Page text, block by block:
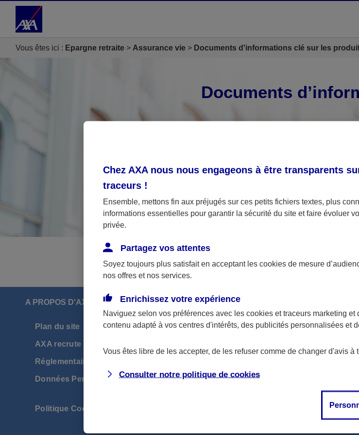
Accéder au Contenu
Vous êtes ici : Epargne retraite Assurance vie Documents d'informations clé sur les
Documents
A PROPOS D'AXA
Plan du site Déposer une réclamation
AXA recrute
Réglementaire et mentions légales
Données Personnelles
Accessibilité : partiellement
Politique Cookies
Livret
Chez AXA nous nous engageons à être transparents
traceurs !
Ensemble, mettons fin aux préjugés sur ces petits fichiers textes, plus
informations essentielles pour garantir la sécurité du site et faire évoluer
privée.
Partagez vos attentes
Soyez toujours plus satisfait en acceptant les cookies de mesure
nos offres et nos services.
Enrichissez votre expérience
Naviguez selon vos préférences avec les cookies et traceurs marketing et
contenu adapté à vos centres d'intérêts, des publicités personnalisées et
Vous êtes libre de les accepter, de les refuser comme de changer d'avis à
Consulter notre politique de cookies